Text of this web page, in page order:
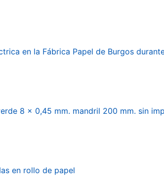
en la Fábrica Papel de Burgos
8 x 0,45 mm. mandril 200 mm. sin
en rollo de papel